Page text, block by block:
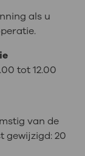
als u
tot 12.00
van de
gewijzigd:20